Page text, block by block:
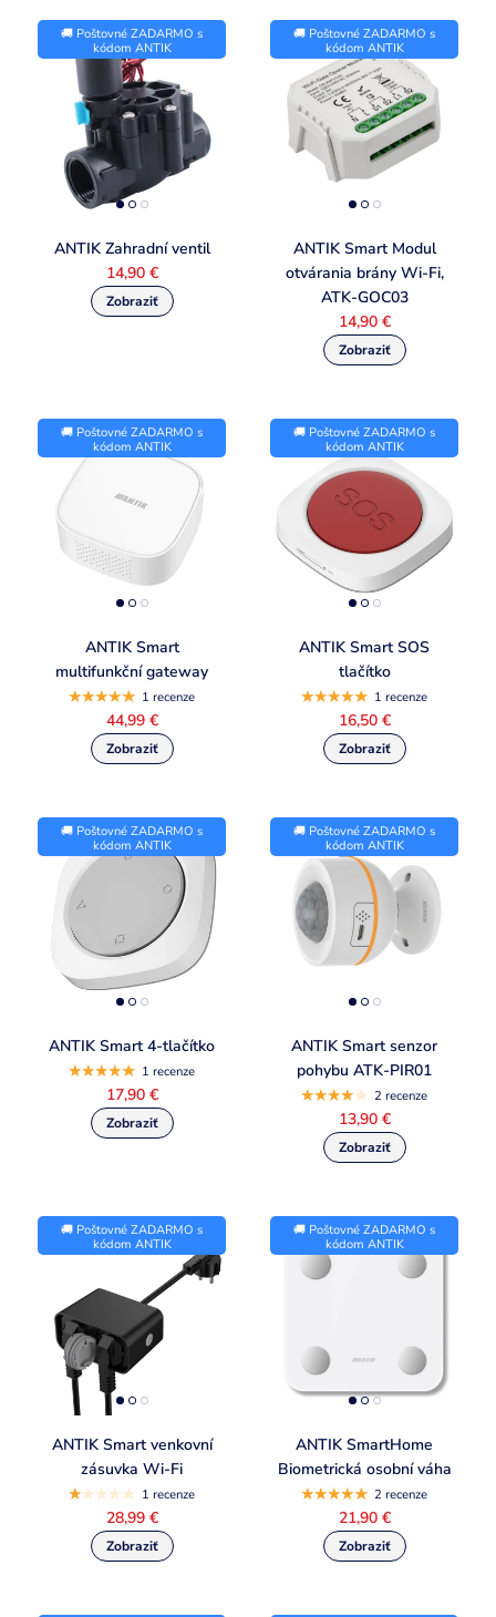
🚚 Poštovné ZADARMO s
kódom ANTIK
ANTIK Zahradní ventil
14,90 €
🚚 Poštovné ZADARMO s
kódom ANTIK
ANTIK Smart Modul
otvárania brány Wi-Fi,
ATK-GOC03
14,90 €
🚚 Poštovné ZADARMO s
kódom ANTIK
ANTIK Smart
multifunkční gateway
1 recenze
44,99 €
🚚 Poštovné ZADARMO s
kódom ANTIK
ANTIK Smart SOS
tlačítko
1 recenze
16,50 €
🚚 Poštovné ZADARMO s
kódom ANTIK
ANTIK Smart 4-tlačítko
1 recenze
17,90 €
🚚 Poštovné ZADARMO s
kódom ANTIK
ANTIK Smart senzor
pohybu ATK-PIR01
2 recenze
13,90 €
🚚 Poštovné ZADARMO s
kódom ANTIK
ANTIK Smart venkovní
zásuvka Wi-Fi
1 recenze
28,99 €
🚚 Poštovné ZADARMO s
kódom ANTIK
ANTIK SmartHome
Biometrická osobní váha
2 recenze
21,90 €